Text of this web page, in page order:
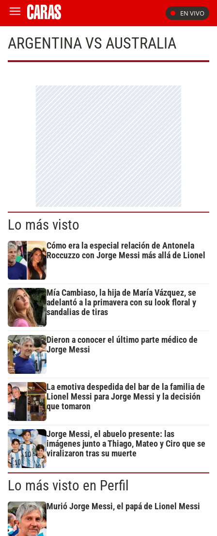
EN VIVO
ARGENTINA VS AUSTRALIA
Lo más visto
Cómo era la especial relación de Antonela
Roccuzzo con Jorge Messi más allá de Lionel
Mía Cambiaso, la hija de María Vázquez, se
adelantó a la primavera con su look floral y
sandalias de tiras
Dieron a conocer el último parte médico de
Jorge Messi
La emotiva despedida del bar de la familia de
Lionel Messi para Jorge Messi y la decisión
que tomaron
Jorge Messi, el abuelo presente: las
imágenes junto a Thiago, Mateo y Ciro que se
viralizaron tras su muerte
Lo más visto en Perfil
Murió Jorge Messi, el papá de Lionel Messi